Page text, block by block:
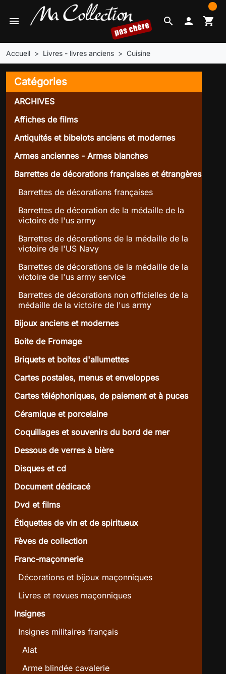
search
menu  shopping_cart
Accueil Livres - livres anciens Cuisine
Catégories
ARCHIVES
Affiches de films
Antiquités et bibelots anciens et modernes
Armes anciennes - Armes blanches
Barrettes de décorations françaises et étrangères
Barrettes de décorations françaises
Barrettes de décoration de la médaille de la
victoire de l'us army
Barrettes de décorations de la médaille de la
victoire de l'US Navy
Barrettes de décorations de la médaille de la
victoire de l'us army service
Barrettes de décorations non officielles de la
médaille de la victoire de l'us army
Bijoux anciens et modernes
Boite de Fromage
Briquets et boites d'allumettes
Cartes postales, menus et enveloppes
Cartes téléphoniques, de paiement et à puces
Céramique et porcelaine
Coquillages et souvenirs du bord de mer
Dessous de verres à bière
Disques et cd
Document dédicacé
Dvd et films
Étiquettes de vin et de spiritueux
Fèves de collection
Franc-maçonnerie
Décorations et bijoux maçonniques
Livres et revues maçonniques
Insignes
Insignes militaires français
Alat
Arme blindée cavalerie